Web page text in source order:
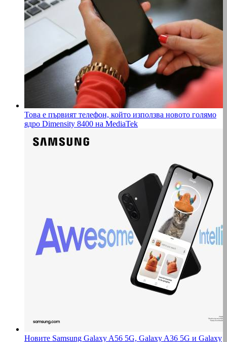
Това е първият телефон, който използва новото голямо
ядро Dimensity 8400 на MediaTek
Новите Samsung Galaxy A56 5G, Galaxy A36 5G и Galaxy